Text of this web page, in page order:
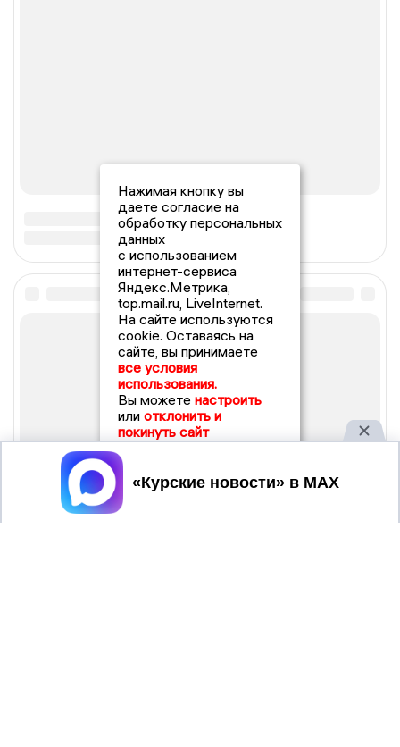
Нажимая кнопку вы
даете согласие на
обработку персональных
данных
с использованием
интернет-сервиса
Яндекс.Метрика,
top.mail.ru, LiveInternet.
На сайте используются
cookie. Оставаясь на
сайте, вы принимаете
все условия
использования.
Вы можете настроить
или отклонить и
покинуть сайт
Принять